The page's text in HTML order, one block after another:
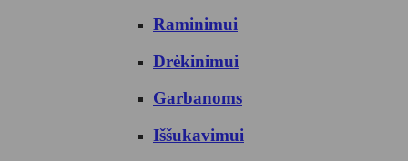
Raminimui
Drėkinimui
Garbanoms
Iššukavimui